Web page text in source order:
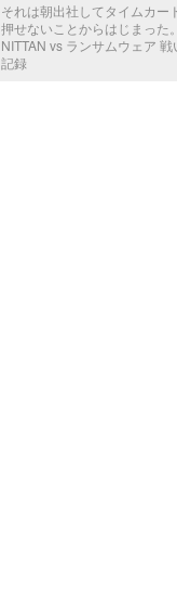
それは朝出社してタイムカー
押せないことからはじまった。
NITTAN vs ランサムウェア 戦
記録